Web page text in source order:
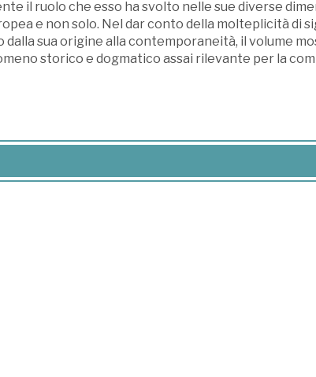
il ruolo che esso ha svolto nelle sue diverse
e non solo. Nel dar conto della molteplicità di
sua origine alla contemporaneità, il volume
storico e dogmatico assai rilevante per la